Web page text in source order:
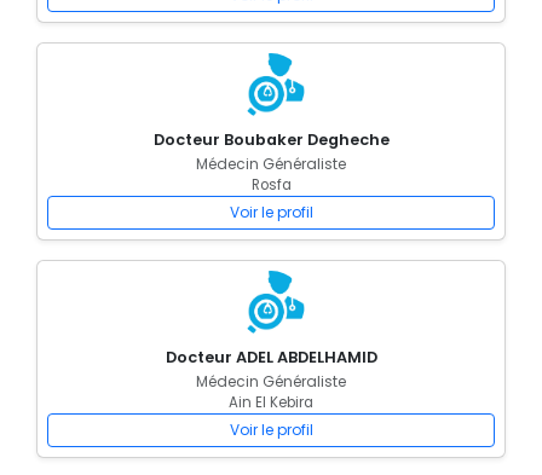
Docteur Boubaker Degheche
Médecin Généraliste
Rosfa
Voir le profil
Docteur ADEL ABDELHAMID
Médecin Généraliste
Ain El Kebira
Voir le profil